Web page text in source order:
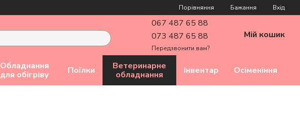
Порівняння Бажання Вхід
067 487 65 88
073 487 65 88
Передзвонити вам?
Мій кошик
Обладнання
для обігріву
Поїлки
Ветеринарне
обладнання
Інвентар Осіменіння